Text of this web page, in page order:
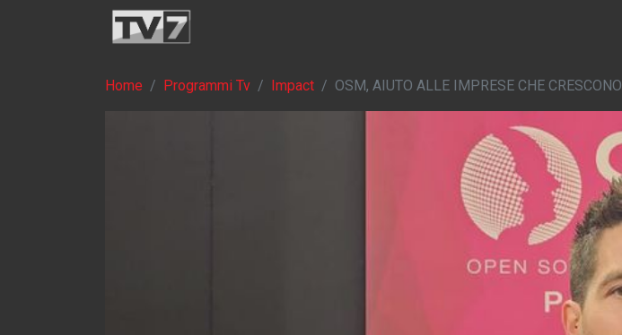
Home Programmi Tv Impact OSM, AIUTO ALLE IMPRESE CHE CRESCONO